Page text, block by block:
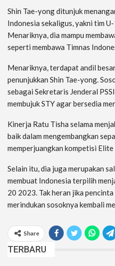
Shin Tae-yong ditunjuk
Indonesia sekaligus, yakni tim
Menariknya, dia mampu
seperti membawa Timnas
Menariknya, terdapat andil
penunjukkan Shin Tae-yong.
sebagai Sekretaris Jenderal
membujuk STY agar bersedia
Kinerja Ratu Tisha selama
baik dalam mengembangkan
memperjuangkan kompetisi
Selain itu, dia juga merupakan
membuat Indonesia terpilih
20 2023. Tak heran jika
merindukan sosoknya kembali
Share
TERBARU